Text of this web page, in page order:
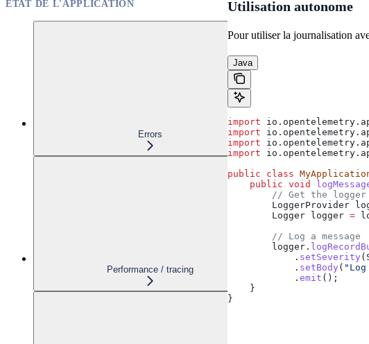
ÉTAT DE L'APPLICATION
Errors
Performance / tracing
Utilisation autonome
Pour utiliser la journalisation
Java
import
import
import
import
public class
    public
void
// Get the
        LoggerProvider
        Logger
logger =
        // Log a message
        logger
.
            .
setSeverity (
            .
setBody (
            .
emit ();
    }
}